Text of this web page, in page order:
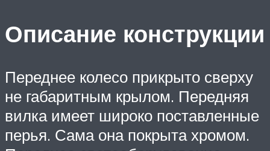
Описание конструкции
Переднее колесо прикрыто сверху
не габаритным крылом. Передняя
вилка имеет широко поставленные
перья. Сама она покрыта хромом.